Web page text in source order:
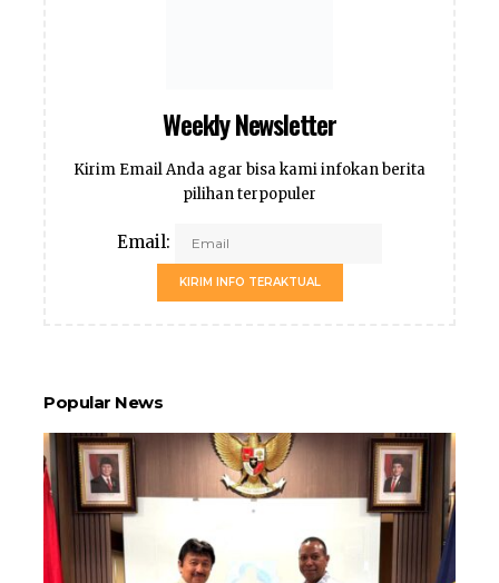
Weekly Newsletter
Kirim Email Anda agar bisa kami infokan berita
pilihan terpopuler
Email:
KIRIM INFO TERAKTUAL
Popular News